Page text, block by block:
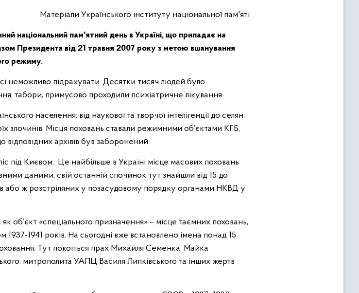
Матеріали Українського інституту національної пам'яті
національний пам'ятний день в Україні, що припадає на
Президента від 21 травня 2007 року з метою вшанування
режиму.
неможливо підрахувати. Десятки тисяч людей було
табори, примусово проходили психіатричне лікування.
населення: від наукової та творчої інтелігенції до селян.
злочинів. Місця поховань ставали режимними об’єктами КГБ,
відповідних архівів був заборонений.
під Києвом. Це найбільше в Україні місце масових поховань
даними, свій останній спочинок тут знайшли від 15 до
або ж розстріляних у позасудовому порядку органами НКВД у
об’єкт «спеціального призначення» – місце таємних поховань,
1941 років. На сьогодні вже встановлено імена понад 15
Тут покоїться прах Михайля Семенка, Майка
митрополита УАПЦ Василя Липківського та інших жертв